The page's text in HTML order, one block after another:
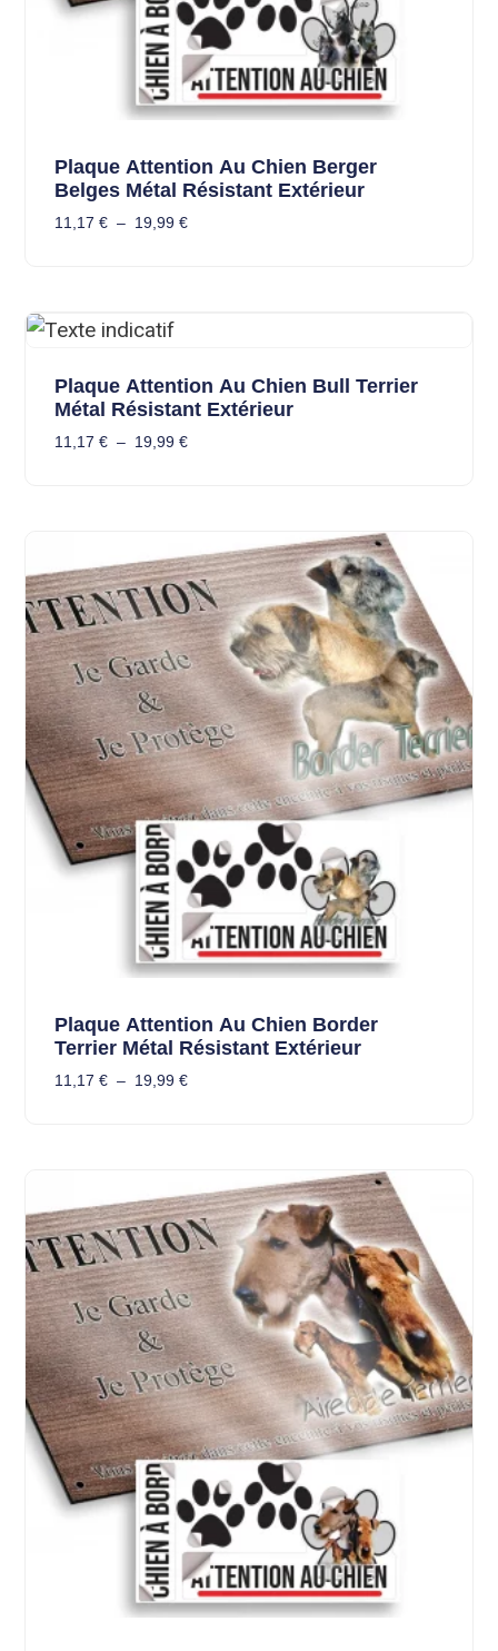
Plaque Attention Au Chien Berger
Belges Métal Résistant Extérieur
11,17 € – 19,99 €
Plaque Attention Au Chien Bull Terrier
Métal Résistant Extérieur
11,17 € – 19,99 €
Plaque Attention Au Chien Border
Terrier Métal Résistant Extérieur
11,17 € – 19,99 €